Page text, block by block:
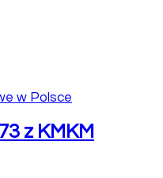
w Polsce
z KMKM